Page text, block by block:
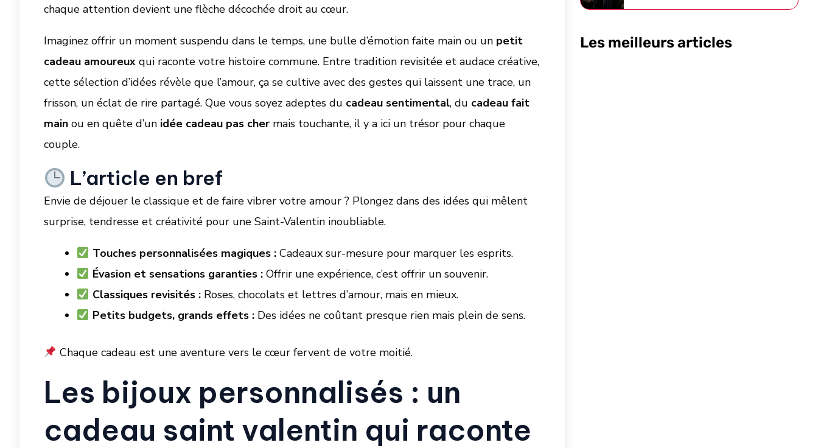
chaque attention devient une flèche décochée droit au cœur.
Imaginez offrir un moment suspendu dans le temps, une bulle d’émotion faite main ou un petit
cadeau amoureux qui raconte votre histoire commune. Entre tradition revisitée et audace créative,
cette sélection d’idées révèle que l’amour, ça se cultive avec des gestes qui laissent une trace, un
frisson, un éclat de rire partagé. Que vous soyez adeptes du cadeau sentimental, du cadeau fait
main ou en quête d’un idée cadeau pas cher mais touchante, il y a ici un trésor pour chaque
couple.
L’article en bref
Envie de déjouer le classique et de faire vibrer votre amour ? Plongez dans des idées qui mêlent
surprise, tendresse et créativité pour une Saint-Valentin inoubliable.
Touches personnalisées magiques :Cadeaux sur-mesure pour marquer les esprits.
Évasion et sensations garanties :Offrir une expérience, c’est offrir un souvenir.
Classiques revisités :Roses, chocolats et lettres d’amour, mais en mieux.
Petits budgets, grands effets :Des idées ne coûtant presque rien mais plein de sens.
Chaque cadeau est une aventure vers le cœur fervent de votre moitié.
Les bijoux personnalisés : un
cadeau saint valentin qui raconte
Les meilleurs articles